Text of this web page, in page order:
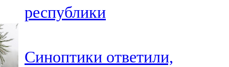
республики
Синоптики ответили,